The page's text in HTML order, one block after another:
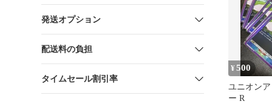
発送オプション
配送料の負担
タイムセール割引率
¥500
ユニオン
ー R